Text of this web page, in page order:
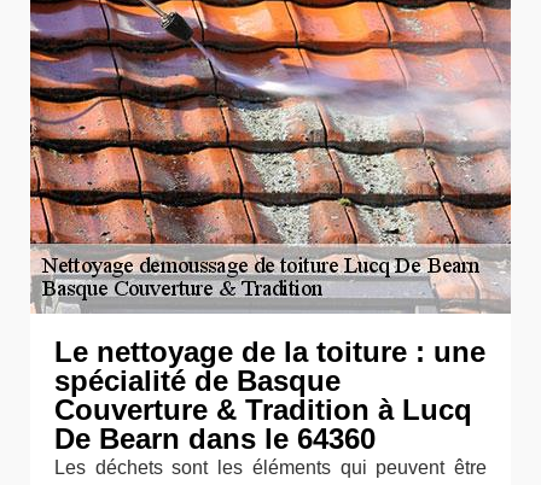
Le nettoyage de la toiture : une
spécialité de Basque
Couverture & Tradition à Lucq
De Bearn dans le 64360
Les déchets sont les éléments qui peuvent être